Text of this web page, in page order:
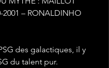
2001 – RONALDINHO
des galactiques, il y
du talent pur.